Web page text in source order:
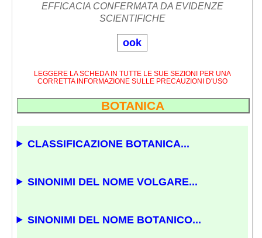
EFFICACIA CONFERMATA DA EVIDENZE
SCIENTIFICHE
ook
LEGGERE LA SCHEDA IN TUTTE LE SUE SEZIONI PER UNA
CORRETTA INFORMAZIONE SULLE PRECAUZIONI D'USO
BOTANICA
CLASSIFICAZIONE BOTANICA...
SINONIMI DEL NOME VOLGARE...
SINONIMI DEL NOME BOTANICO...